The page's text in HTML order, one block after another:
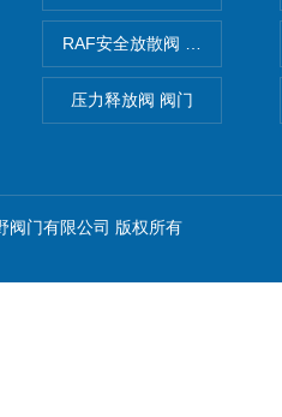
RAF安全放散阀 阀生产
压力释放阀 阀门
阀门有限公司 版权所有